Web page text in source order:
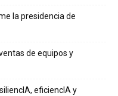
la presidencia de
de equipos y
eficiencIA y